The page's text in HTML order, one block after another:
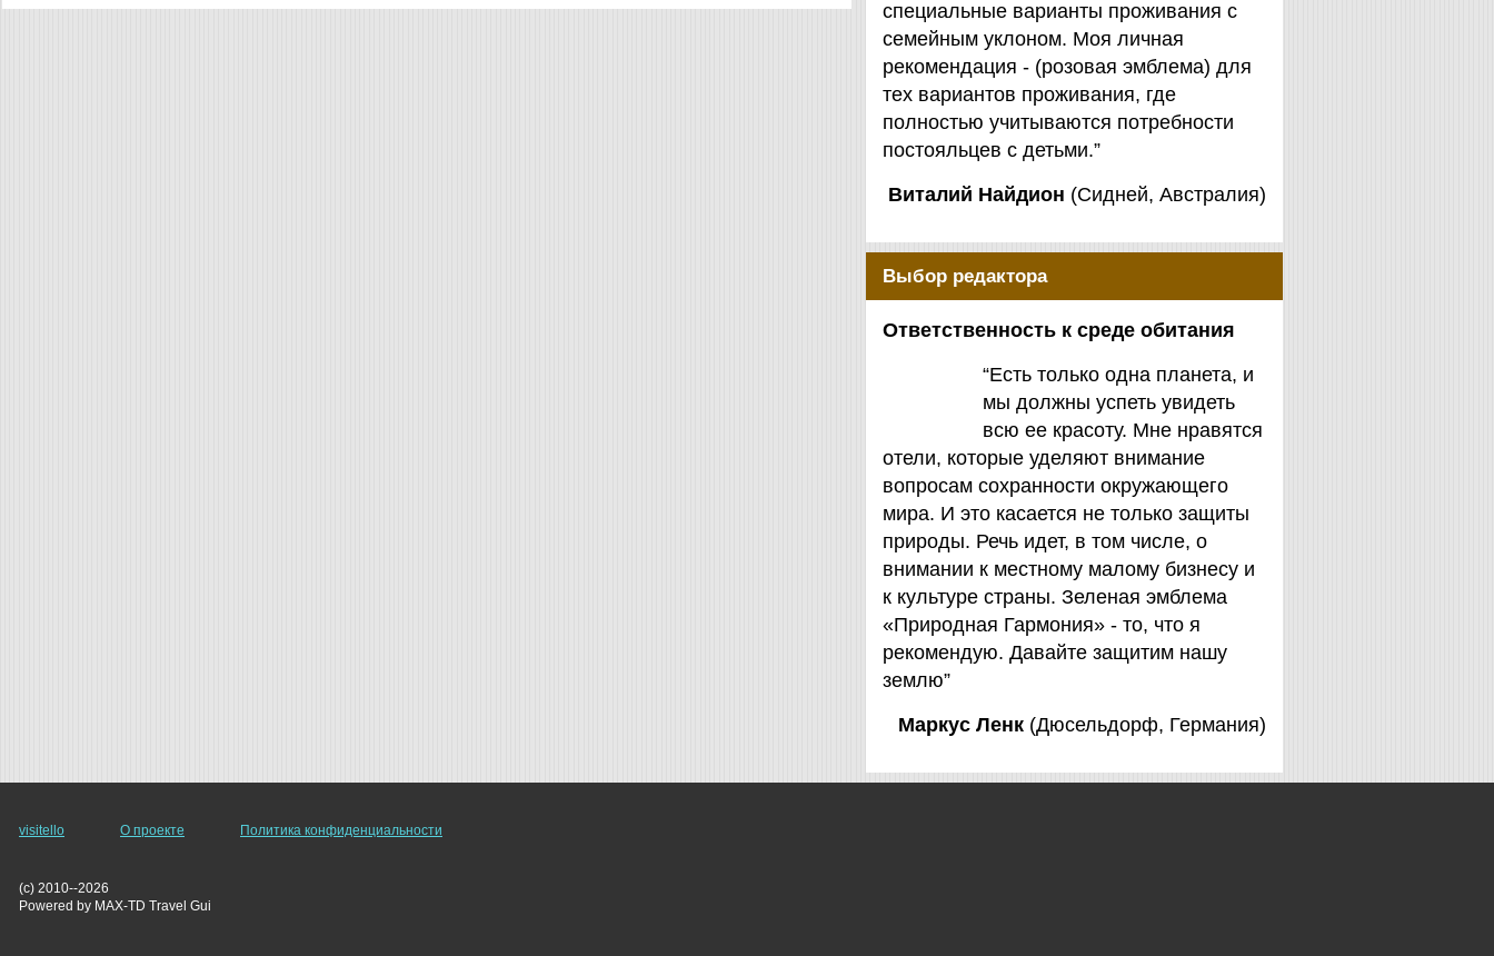
специальные варианты проживания с
семейным уклоном. Моя личная
рекомендация - (розовая эмблема) для
тех вариантов проживания, где
полностью учитываются потребности
постояльцев с детьми.”
Виталий Найдион (Сидней, Австралия)
Выбор редактора
Ответственность к среде обитания
“Есть только одна планета, и
мы должны успеть увидеть
всю ее красоту. Мне нравятся
отели, которые уделяют внимание
вопросам сохранности окружающего
мира. И это касается не только защиты
природы. Речь идет, в том числе, о
внимании к местному малому бизнесу и
к культуре страны. Зеленая эмблема
«Природная Гармония» - то, что я
рекомендую. Давайте защитим нашу
землю”
Маркус Ленк (Дюсельдорф, Германия)
visitello О проекте Политика конфиденциальности
(c) 2010--2026
Powered by MAX-TD Travel Gui